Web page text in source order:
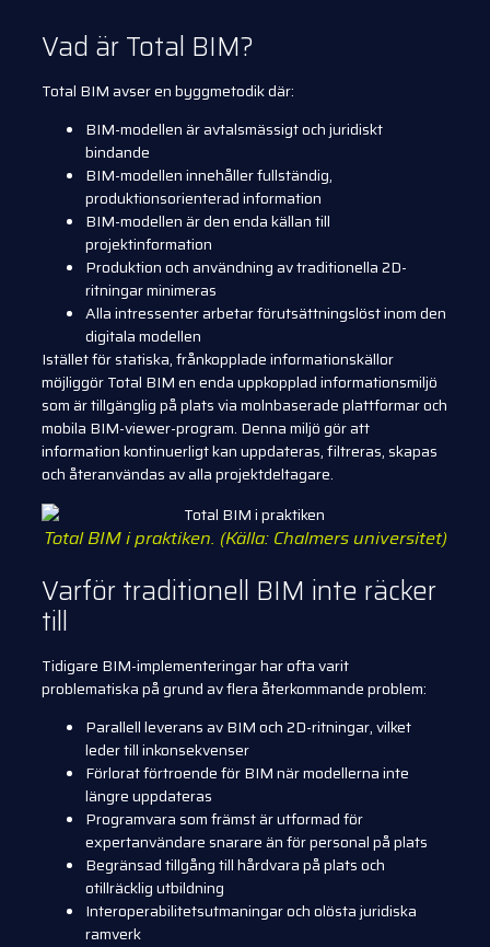
Vad är Total BIM?
Total BIM avser en byggmetodik där:
BIM-modellen är avtalsmässigt och juridiskt
bindande
BIM-modellen innehåller fullständig,
produktionsorienterad information
BIM-modellen är den enda källan till
projektinformation
Produktion och användning av traditionella 2D-
ritningar minimeras
Alla intressenter arbetar förutsättningslöst inom den
digitala modellen
Istället för statiska, frånkopplade informationskällor
möjliggör Total BIM en enda uppkopplad informationsmiljö
som är tillgänglig på plats via molnbaserade plattformar och
mobila BIM-viewer-program. Denna miljö gör att
information kontinuerligt kan uppdateras, filtreras, skapas
och återanvändas av alla projektdeltagare.
Total BIM i praktiken. (Källa: Chalmers universitet)
Varför traditionell BIM inte räcker
till
Tidigare BIM-implementeringar har ofta varit
problematiska på grund av flera återkommande problem:
Parallell leverans av BIM och 2D-ritningar, vilket
leder till inkonsekvenser
Förlorat förtroende för BIM när modellerna inte
längre uppdateras
Programvara som främst är utformad för
expertanvändare snarare än för personal på plats
Begränsad tillgång till hårdvara på plats och
otillräcklig utbildning
Interoperabilitetsutmaningar och olösta juridiska
ramverk